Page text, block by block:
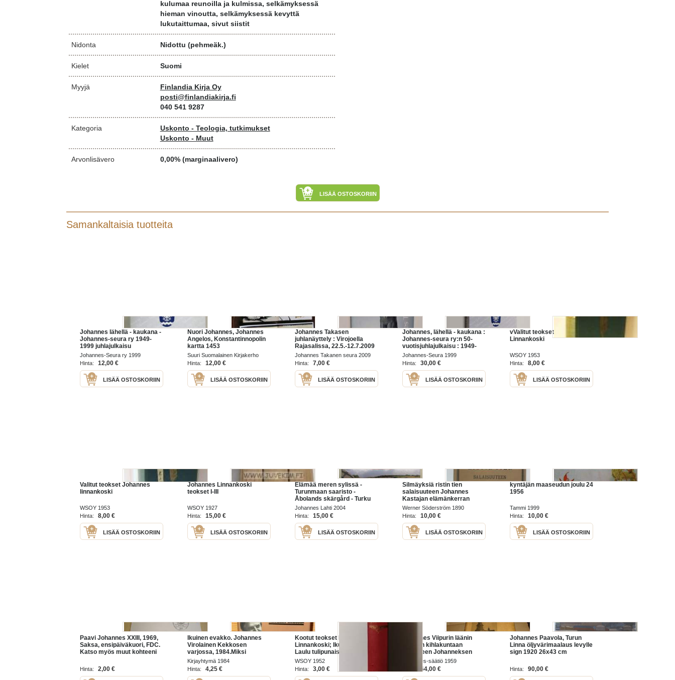
kulumaa reunoilla ja kulmissa, selkämyksessä
hieman vinoutta, selkämyksessä kevyttä
lukutaittumaa, sivut siistit
Nidonta Nidottu (pehmeäk.)
Kielet Suomi
Myyjä
Finlandia Kirja Oy
posti@finlandiakirja.fi
040 541 9287
Kategoria
Uskonto - Teologia, tutkimukset
Uskonto - Muut
Arvonlisävero 0,00% (marginaalivero)
LISÄÄ OSTOSKORIIN
Samankaltaisia tuotteita
Johannes lähellä - kaukana -
Johannes-seura ry 1949-
1999 juhlajulkaisu
Johannes-Seura ry 1999
Hinta:
12,00 €
LISÄÄ OSTOSKORIIN
Nuori Johannes, Johannes
Angelos, Konstantinnopolin
kartta 1453
Suuri Suomalainen Kirjakerho
1980,1981
Hinta: 12,00 €
LISÄÄ OSTOSKORIIN
Johannes Takasen
juhlanäyttely : Virojoella
Rajasalissa, 22.5.-12.7.2009
Johannes Takanen seura 2009
Hinta:
7,00 €
LISÄÄ OSTOSKORIIN
Johannes, lähellä - kaukana :
Johannes-seura ry:n 50-
vuotisjuhlajulkaisu : 1949-
1999
Johannes-Seura 1999
Hinta:
30,00 €
LISÄÄ OSTOSKORIIN
vValitut teokset Johannes
Linnankoski
WSOY 1953
Hinta:
8,00 €
LISÄÄ OSTOSKORIIN
Valitut teokset Johannes
linnankoski
WSOY 1953
Hinta:
8,00 €
LISÄÄ OSTOSKORIIN
Johannes Linnankoski
teokset I-III
WSOY 1927
Hinta:
15,00 €
LISÄÄ OSTOSKORIIN
Elämää meren sylissä -
Turunmaan saaristo -
Åbolands skärgård - Turku
Archipelago
Johannes Lahti 2004
Hinta:
15,00 €
LISÄÄ OSTOSKORIIN
Silmäyksiä ristin tien
salaisuuteen Johannes
Kastajan elämänkerran
walosta
Werner Söderström 1890
Hinta:
10,00 €
LISÄÄ OSTOSKORIIN
kyntäjän maaseudun joulu 24
1956
Tammi 1999
Hinta:
10,00 €
LISÄÄ OSTOSKORIIN
Paavi Johannes XXIII, 1969,
Saksa, ensipäiväkuori, FDC.
Katso myös muut kohteeni
amerikkalaista
ensipäiväkuorta 1920-luvulta
Hinta: 2,00 €
Ikuinen evakko. Johannes
Virolainen Kekkosen
varjossa, 1984.Miksi
Johannes Virolainen ei
koskaan päässyt Suomen
presidentiksi?
Kirjayhtymä 1984
Hinta:
4,25 €
Kootut teokset I, Johannes
Linnankoski; Ikuinen taistelu,
Laulu tulipunaisesta kukasta
WSOY 1952
Hinta:
3,00 €
Johannes Viipurin läänin
Rannan kihlakuntaan
kuuluneen Johanneksen
pitäjän historia- ja
muistelmateos
Johannes-säätiö 1959
64,00 €
Johannes Paavola, Turun
Linna öljyvärimaalaus levylle
sign 1920 26x43 cm
Johannes Paavola (7.
lokakuuta 1894 Turku – 1961)
Hinta: 90,00 €